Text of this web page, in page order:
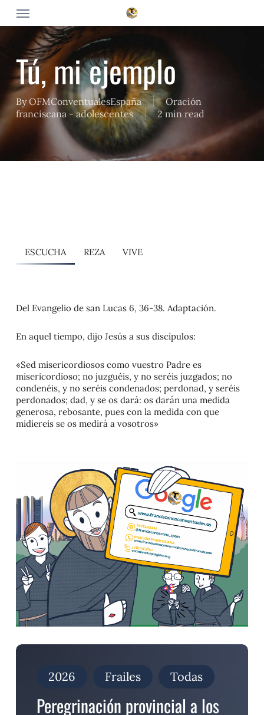
main
content
Menu
Tú, mi ejemplo
By OFMConventualesEspaña
Oración
franciscana - adolescentes
2 min read
ESCUCHA REZA VIVE
Del Evangelio de san Lucas 6, 36-38. Adaptación.
En aquel tiempo, dijo Jesús a sus discípulos:
«Sed misericordiosos como vuestro Padre es
misericordioso; no juzguéis, y no seréis juzgados; no
condenéis, y no seréis condenados; perdonad, y seréis
perdonados; dad, y se os dará: os darán una medida
generosa, rebosante, pues con la medida con que
midiereis se os medirá a vosotros»
Peregrinación
franciscanos
2026 Frailes Todas
Peregrinación provincial a los